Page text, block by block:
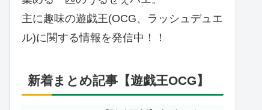
主に趣味の遊戯王(OCG、ラッシュデュエ
ル)に関する情報を発信中！！
新着まとめ記事【遊戯王OCG】